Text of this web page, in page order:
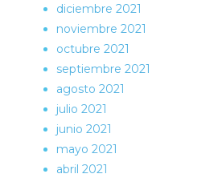
diciembre 2021
noviembre 2021
octubre 2021
septiembre 2021
agosto 2021
julio 2021
junio 2021
mayo 2021
abril 2021